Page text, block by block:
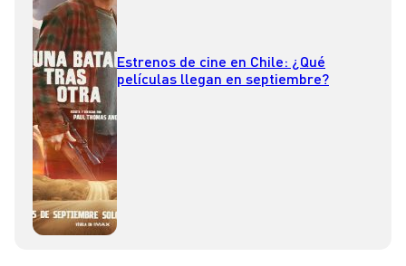
Estrenos de cine en Chile: ¿Qué
películas llegan en septiembre?